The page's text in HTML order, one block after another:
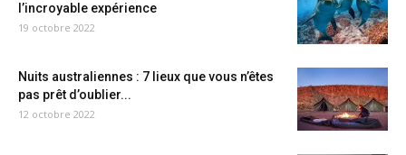
l’incroyable expérience
19 octobre 2022
Nuits australiennes : 7 lieux que vous n’êtes
pas prêt d’oublier...
12 octobre 2022